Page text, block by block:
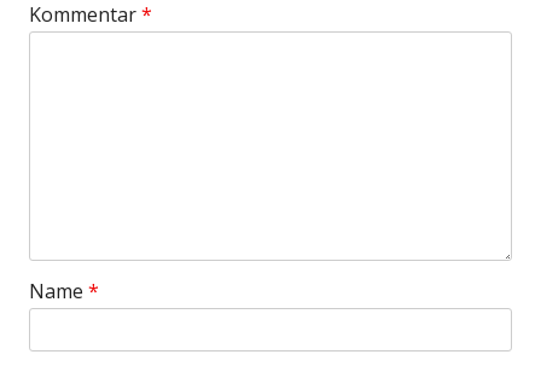
Kommentar*
Name *